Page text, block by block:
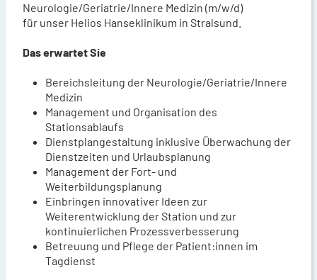
Neurologie/Geriatrie/Innere Medizin (m/w/d)
für unser Helios Hanseklinikum in Stralsund.
Das erwartet Sie
Bereichsleitung der Neurologie/Geriatrie/Innere
Medizin
Management und Organisation des
Stationsablaufs
Dienstplangestaltung inklusive Überwachung der
Dienstzeiten und Urlaubsplanung
Management der Fort- und
Weiterbildungsplanung
Einbringen innovativer Ideen zur
Weiterentwicklung der Station und zur
kontinuierlichen Prozessverbesserung
Betreuung und Pflege der Patient:innen im
Tagdienst